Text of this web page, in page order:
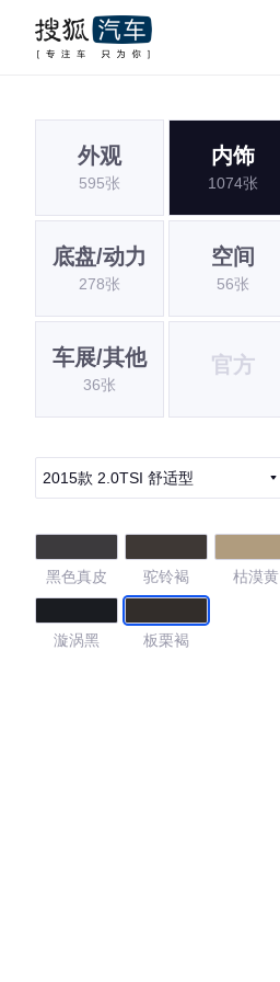
外观
595张
内饰
1074张
底盘/动力
278张
空间
56张
车展/其他
36张
官方
2015款 2.0TSI 舒适型
黑色真皮 驼铃褐 枯漠黄
漩涡黑 板栗褐